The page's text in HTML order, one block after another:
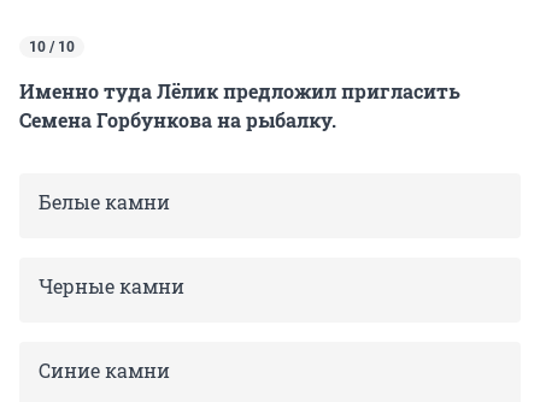
10 / 10
Именно туда Лёлик предложил пригласить
Семена Горбункова на рыбалку.
Белые камни
Черные камни
Синие камни